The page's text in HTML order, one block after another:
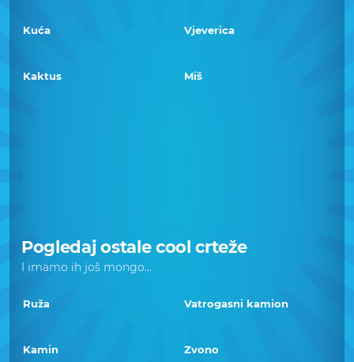
Kuća Vjeverica
Kaktus Miš
Pogledaj ostale cool crteže
I imamo ih još mongo...
Ruža Vatrogasni kamion
Kamin Zvono